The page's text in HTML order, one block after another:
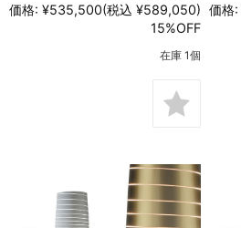
価格: ¥535,500(税込 ¥589,050)
15%OFF
在庫 1個
価格: